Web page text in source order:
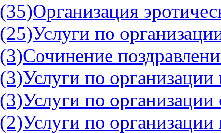
(35)Организация
(25)Услуги по
(3)Сочинение
(3)Услуги по
(3)Услуги по организации
(2)Услуги по организации